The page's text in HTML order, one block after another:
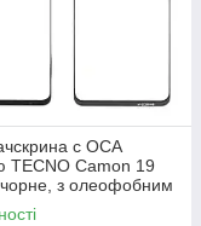
c OCA
TECNO Camon 19
з олеофобним
загартоване